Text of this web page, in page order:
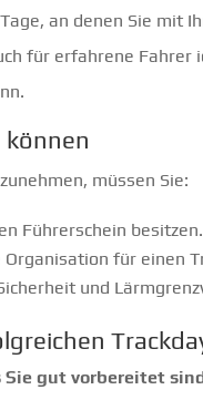
an denen Sie mit
für erfahrene Fahrer
können
müssen Sie:
Führerschein besitzen.
für einen
und
Sie gut vorbereitet